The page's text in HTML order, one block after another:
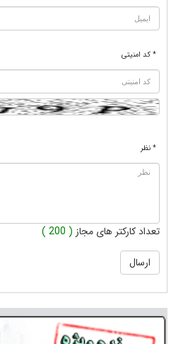
* کد امنیتی
* نظر
تعداد کارکتر های مجاز ( 200 )